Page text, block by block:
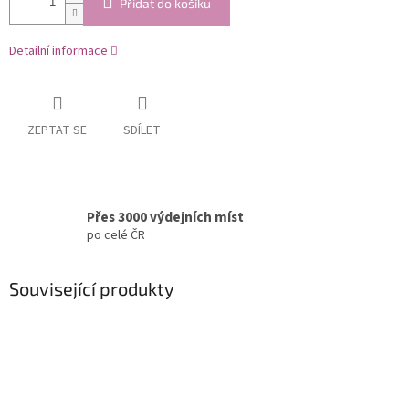
Přidat do košíku
Detailní informace
ZEPTAT SE SDÍLET
Přes 3000 výdejních míst
po celé ČR
Související produkty